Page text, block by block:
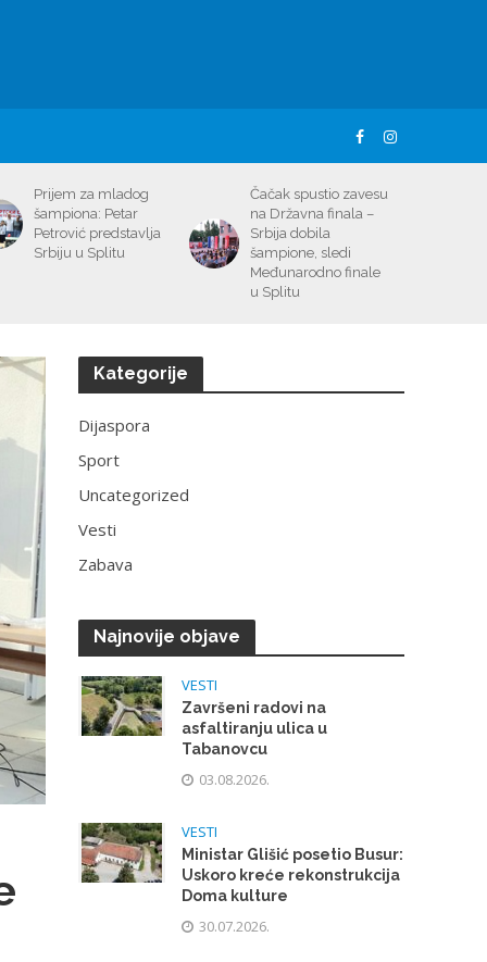
Prijem za mladog
šampiona: Petar
Petrović predstavlja
Srbiju u Splitu
Čačak spustio zavesu
na Državna finala –
Srbija dobila
šampione, sledi
Međunarodno finale
u Splitu
Kategorije
Dijaspora
Sport
Uncategorized
Vesti
Zabava
Najnovije objave
VESTI
Završeni radovi na
asfaltiranju ulica u
Tabanovcu
03.08.2026.
VESTI
Ministar Glišić posetio Busur:
Uskoro kreće rekonstrukcija
Doma kulture
30.07.2026.